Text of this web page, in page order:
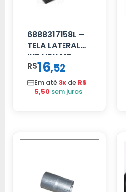
6888317158L –
TELA LATERAL
INT HPN MB
709/MB 1618 LD
TELA
R$16,52
Em até3x de R$
5,50 sem juros